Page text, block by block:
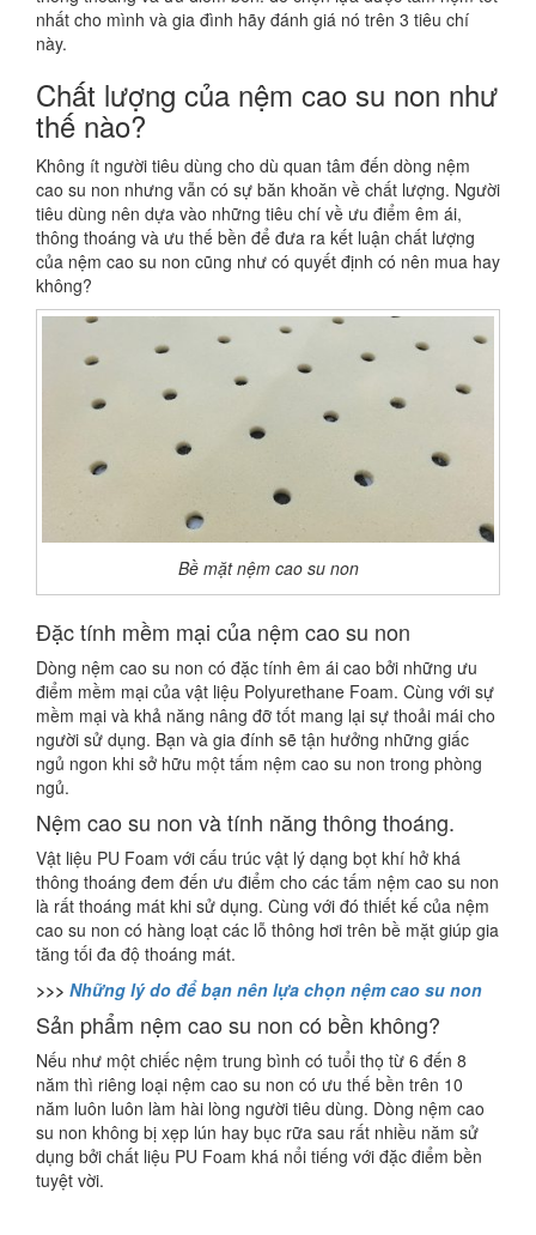
nhất cho mình và gia đình hãy đánh giá nó trên 3 tiêu chí
này.
Chất lượng của nệm cao su non như
thế nào?
Không ít người tiêu dùng cho dù quan tâm đến dòng nệm
cao su non nhưng vẫn có sự băn khoăn về chất lượng. Người
tiêu dùng nên dựa vào những tiêu chí về ưu điểm êm ái,
thông thoáng và ưu thế bền để đưa ra kết luận chất lượng
của nệm cao su non cũng như có quyết định có nên mua hay
không?
Bề mặt nệm cao su non
Đặc tính mềm mại của nệm cao su non
Dòng nệm cao su non có đặc tính êm ái cao bởi những ưu
điểm mềm mại của vật liệu Polyurethane Foam. Cùng với sự
mềm mại và khả năng nâng đỡ tốt mang lại sự thoải mái cho
người sử dụng. Bạn và gia đính sẽ tận hưởng những giấc
ngủ ngon khi sở hữu một tấm nệm cao su non trong phòng
ngủ.
Nệm cao su non và tính năng thông thoáng.
Vật liệu PU Foam với cấu trúc vật lý dạng bọt khí hở khá
thông thoáng đem đến ưu điểm cho các tấm nệm cao su non
là rất thoáng mát khi sử dụng. Cùng với đó thiết kế của nệm
cao su non có hàng loạt các lỗ thông hơi trên bề mặt giúp gia
tăng tối đa độ thoáng mát.
>>> Những lý do để bạn nên lựa chọn nệm cao su non
Sản phẩm nệm cao su non có bền không?
Nếu như một chiếc nệm trung bình có tuổi thọ từ 6 đến 8
năm thì riêng loại nệm cao su non có ưu thế bền trên 10
năm luôn luôn làm hài lòng người tiêu dùng. Dòng nệm cao
su non không bị xẹp lún hay bục rữa sau rất nhiều năm sử
dụng bởi chất liệu PU Foam khá nổi tiếng với đặc điểm bền
tuyệt vời.